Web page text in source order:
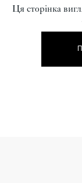
Ця сторінка